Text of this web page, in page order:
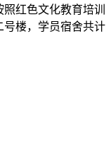
红色文化教育培训
号楼，学员宿舍共计